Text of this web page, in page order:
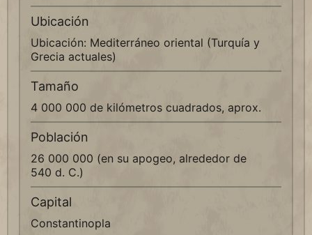
Ubicación
Ubicación: Mediterráneo oriental (Turquía y
Grecia actuales)
Tamaño
4 000 000 de kilómetros cuadrados, aprox.
Población
26 000 000 (en su apogeo, alrededor de
540 d. C.)
Capital
Constantinopla